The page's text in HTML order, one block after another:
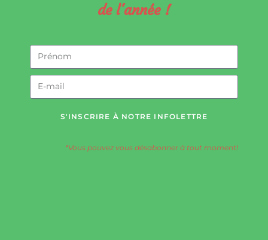
de l'année !
S'INSCRIRE À NOTRE INFOLETTRE
*Vous pouvez vous désabonner à tout moment!